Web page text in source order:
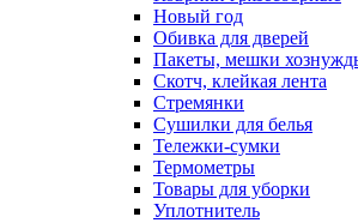
Новый год
Обивка для дверей
Пакеты, мешки
Скотч, клейкая лента
Стремянки
Сушилки для белья
Тележки-сумки
Термометры
Товары для уборки
Уплотнитель